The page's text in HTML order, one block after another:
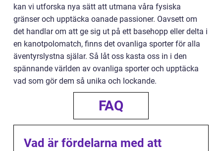
kan vi utforska nya sätt att utmana våra fysiska
gränser och upptäcka oanade passioner. Oavsett om
det handlar om att ge sig ut på ett basehopp eller delta i
en kanotpolomatch, finns det ovanliga sporter för alla
äventyrslystna själar. Så låt oss kasta oss in i den
spännande världen av ovanliga sporter och upptäcka
vad som gör dem så unika och lockande.
FAQ
Vad är fördelarna med att